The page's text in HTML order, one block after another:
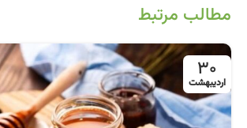
مطالب مرتبط
30
اردیبهشت